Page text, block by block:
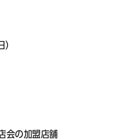
会の加盟店舗